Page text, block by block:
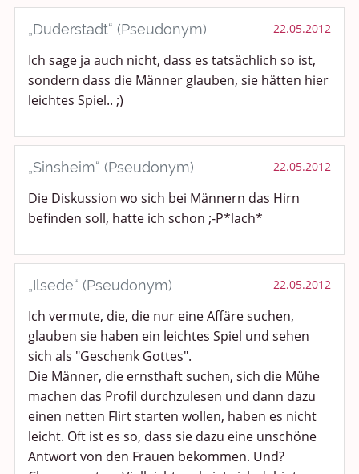
„Duderstadt“ (Pseudonym) 22.05.2012
Ich sage ja auch nicht, dass es tatsächlich so ist,
sondern dass die Männer glauben, sie hätten hier
leichtes Spiel.. ;)
„Sinsheim“ (Pseudonym) 22.05.2012
Die Diskussion wo sich bei Männern das Hirn
befinden soll, hatte ich schon ;-P*lach*
„Ilsede“ (Pseudonym) 22.05.2012
Ich vermute, die, die nur eine Affäre suchen,
glauben sie haben ein leichtes Spiel und sehen
sich als "Geschenk Gottes".
Die Männer, die ernsthaft suchen, sich die Mühe
machen das Profil durchzulesen und dann dazu
einen netten Flirt starten wollen, haben es nicht
leicht. Oft ist es so, dass sie dazu eine unschöne
Antwort von den Frauen bekommen. Und?